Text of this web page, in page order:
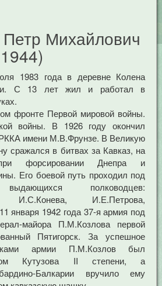
Михайлович
1983 года в деревне Колена
С 13 лет жил и работал в
фронте Первой мировой войны.
войны. В 1926 году окончил
имени М.В.Фрунзе. В Великую
сражался в битвах за Кавказ, на
форсировании Днепра и
Его боевой путь проходил под
выдающихся полководцев:
И.С.Конева, И.Е.Петрова,
января 1942 года 37-я армия под
майора П.М.Козлова первой
Пятигорск. За успешное
армии П.М.Козлов был
Кутузова II степени, а
Балкарии вручило ему